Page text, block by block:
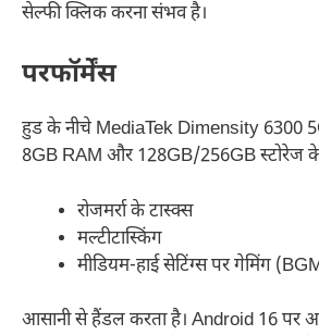
सेल्फी क्लिक करना संभव है।
परफॉर्मेंस
हुड के नीचे MediaTek Dimensity 6300
8GB RAM और 128GB/256GB स्टोरेज
रोजमर्रा के टास्क्स
मल्टीटास्किंग
मीडियम-हाई सेटिंग्स पर गेमिंग
आसानी से हैंडल करता है। Android 16 पर